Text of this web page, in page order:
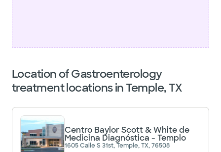
Location of Gastroenterology
treatment locations in Temple, TX
Centro Baylor Scott & White de
Medicina Diagnóstica - Templo
1605 Calle S 31st, Temple, TX, 76508